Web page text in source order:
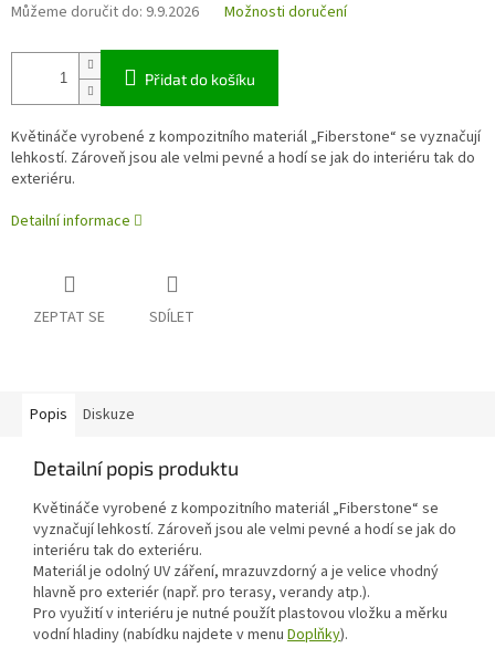
Můžeme doručit do: 9.9.2026 Možnosti doručení
Přidat do košíku
Květináče vyrobené z kompozitního materiál „Fiberstone“ se vyznačují
lehkostí. Zároveň jsou ale velmi pevné a hodí se jak do interiéru tak do
exteriéru.
Detailní informace
ZEPTAT SE SDÍLET
Popis Diskuze
Detailní popis produktu
Květináče vyrobené z kompozitního materiál „Fiberstone“ se
vyznačují lehkostí. Zároveň jsou ale velmi pevné a hodí se jak do
interiéru tak do exteriéru.
Materiál je odolný UV záření, mrazuvzdorný a je velice vhodný
hlavně pro exteriér (např. pro terasy, verandy atp.).
Pro využití v interiéru je nutné použít plastovou vložku a měrku
vodní hladiny (nabídku najdete v menu Doplňky).